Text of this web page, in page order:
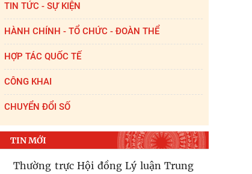
TIN TỨC - SỰ KIỆN
HÀNH CHÍNH - TỔ CHỨC - ĐOÀN THỂ
HỢP TÁC QUỐC TẾ
CÔNG KHAI
CHUYỂN ĐỔI SỐ
TIN MỚI
Thường trực Hội đồng Lý luận Trung